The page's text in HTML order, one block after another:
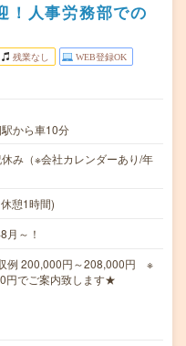
！人事労務部での
残業なし WEB登録OK
から車10分
み（※会社カレンダーあり/年
憩1時間)
～！
例 200,000円～208,000円 ※
円でご案内致します★